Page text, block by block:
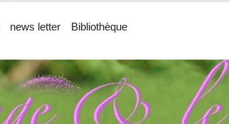
news letter Bibliothèque